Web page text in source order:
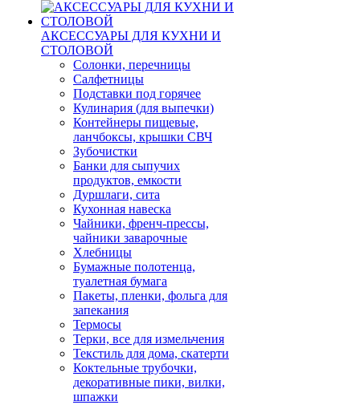
АКСЕССУАРЫ ДЛЯ КУХНИ И
СТОЛОВОЙ
Солонки, перечницы
Салфетницы
Подставки под горячее
Кулинария (для выпечки)
Контейнеры пищевые,
ланчбоксы, крышки СВЧ
Зубочистки
Банки для сыпучих
продуктов, емкости
Дуршлаги, сита
Кухонная навеска
Чайники, френч-прессы,
чайники заварочные
Хлебницы
Бумажные полотенца,
туалетная бумага
Пакеты, пленки, фольга для
запекания
Термосы
Терки, все для измельчения
Текстиль для дома, скатерти
Коктельные трубочки,
декоративные пики, вилки,
шпажки